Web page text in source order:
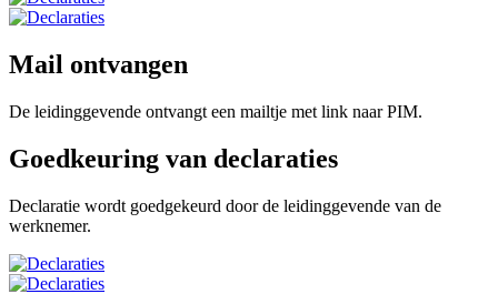
Mail ontvangen
De leidinggevende ontvangt een mailtje met link naar PIM.
Goedkeuring van declaraties
Declaratie wordt goedgekeurd door de leidinggevende van de
werknemer.